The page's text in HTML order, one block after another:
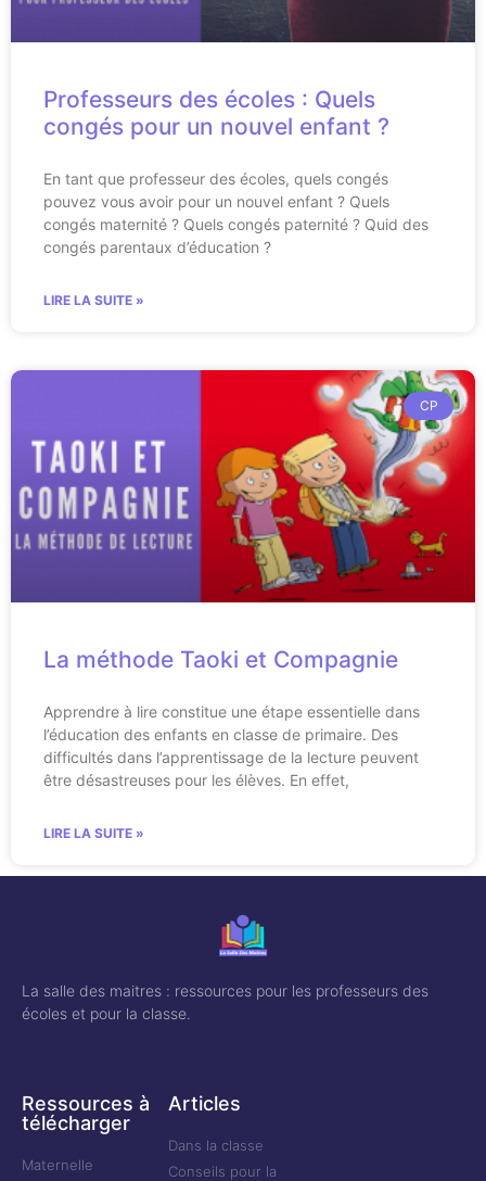
Professeurs des écoles : Quels
congés pour un nouvel enfant ?
En tant que professeur des écoles, quels congés
pouvez vous avoir pour un nouvel enfant ? Quels
congés maternité ? Quels congés paternité ? Quid des
congés parentaux d’éducation ?
LIRE LA SUITE »
CP
La méthode Taoki et Compagnie
Apprendre à lire constitue une étape essentielle dans
l’éducation des enfants en classe de primaire. Des
difficultés dans l’apprentissage de la lecture peuvent
être désastreuses pour les élèves. En effet,
LIRE LA SUITE »
La salle des maitres : ressources pour les professeurs des
écoles et pour la classe.
Ressources à
télécharger
Maternelle
Articles
Dans la classe
Conseils pour la